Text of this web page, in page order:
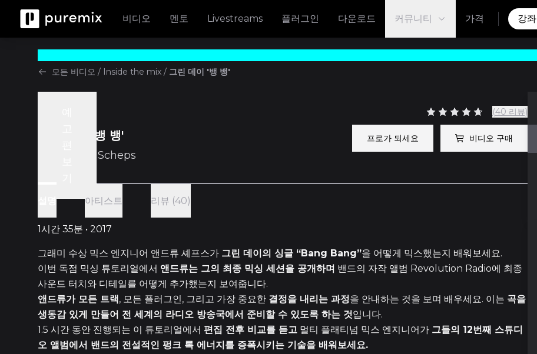
비디오 멘토 Livestreams 플러그인 다운로드 커뮤니티 가격 강좌
모든 비디오 / Inside the mix / 그린 데이 '뱅 뱅'
그린 데이 '뱅 뱅'
Andrew Scheps
(40 리뷰)
프로가 되세요 비디오 구매
아티스트 리뷰 (40)
1시간 35분 • 2017
그래미 수상 믹스 엔지니어 앤드류 셰프스가 그린 데이의 싱글 “Bang Bang”을 어떻게 믹스했는지 배워보세요.
이번 독점 믹싱 튜토리얼에서 앤드류는 그의 최종 믹싱 세션을 공개하며 밴드의 자작 앨범 Revolution Radio에 최종
사운드 터치와 디테일를 어떻게 추가했는지 보여줍니다.
앤드류가 모든 트랙, 모든 플러그인, 그리고 가장 중요한 결정을 내리는 과정을 안내하는 것을 보며 배우세요. 이는 곡을
생동감 있게 만들어 전 세계의 라디오 방송국에서 준비할 수 있도록 하는 것입니다.
1.5 시간 동안 진행되는 이 튜토리얼에서 편집 전후 비교를 듣고 멀티 플래티넘 믹스 엔지니어가 그들의 12번째 스튜디
오 앨범에서 밴드의 전설적인 펑크 록 에너지를 증폭시키는 기술을 배워보세요.
2 에피소드